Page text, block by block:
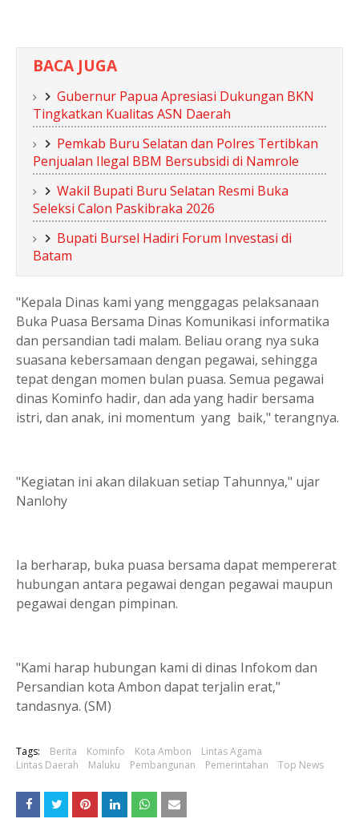
BACA JUGA
Gubernur Papua Apresiasi Dukungan BKN
Tingkatkan Kualitas ASN Daerah
Pemkab Buru Selatan dan Polres Tertibkan
Penjualan Ilegal BBM Bersubsidi di Namrole
Wakil Bupati Buru Selatan Resmi Buka
Seleksi Calon Paskibraka 2026
Bupati Bursel Hadiri Forum Investasi di
Batam
"Kepala Dinas kami yang menggagas pelaksanaan
Buka Puasa Bersama Dinas Komunikasi informatika
dan persandian tadi malam. Beliau orang nya suka
suasana kebersamaan dengan pegawai, sehingga
tepat dengan momen bulan puasa. Semua pegawai
dinas Kominfo hadir, dan ada yang hadir bersama
istri, dan anak, ini momentum yang baik," terangnya.
"Kegiatan ini akan dilakuan setiap Tahunnya," ujar
Nanlohy
Ia berharap, buka puasa bersama dapat mempererat
hubungan antara pegawai dengan pegawai maupun
pegawai dengan pimpinan.
"Kami harap hubungan kami di dinas Infokom dan
Persandian kota Ambon dapat terjalin erat,"
tandasnya. (SM)
Tags: Berita Kominfo Kota Ambon
Lintas Agama
Lintas Daerah
Maluku Pembangunan Pemerintahan Top News